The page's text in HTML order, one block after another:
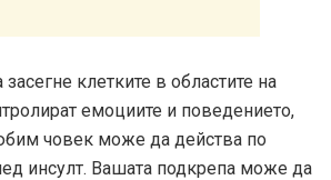
клетките в областите на
емоциите и поведението,
човек може да действа по
инсулт. Вашата подкрепа може да